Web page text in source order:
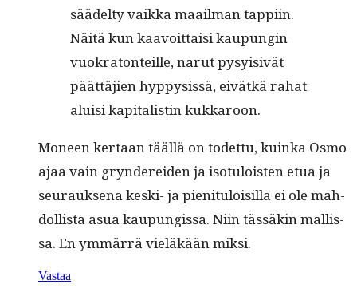
säädel­ty vaik­ka maail­man tap­pi­in.
Näitä kun kaavoit­taisi kaupun­gin
vuokra­ton­teille, narut pysy­i­sivät
päät­täjien hyp­p­y­sis­sä, eivätkä rahat
aluisi kap­i­tal­istin kukkaroon.
Mon­een ker­taan tääl­lä on todet­tu, kuin­ka Osmo
ajaa vain gryn­derei­den ja iso­tu­lois­t­en etua ja
seu­rauk­se­na kes­ki- ja pien­i­t­u­loisil­la ei ole mah­
dol­lista asua kaupungis­sa. Niin tässäkin mallis­
sa. En ymmär­rä vieläkään miksi.
Vastaa